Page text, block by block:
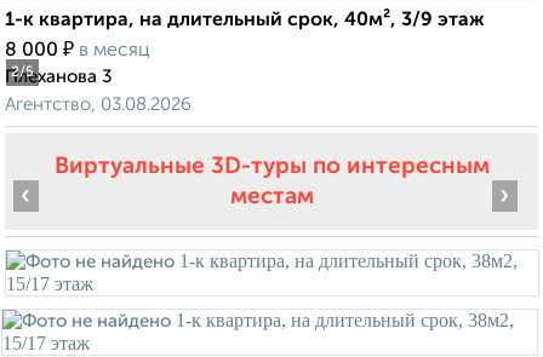
2/5
1-к квартира, на длительный срок, 40м², 3/9 этаж
8 000 ₽ в месяц
Плеханова 3
Агентство, 03.08.2026
Виртуальные 3D-туры по интересным
местам
‹ ›